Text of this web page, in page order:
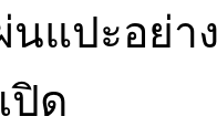
นแปะอย่
ปิด